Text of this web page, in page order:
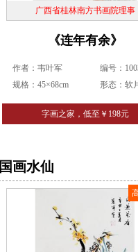
广西省桂林南方书画院理事
《连年有余》
作者：韦叶军
规格：45×68cm
编号：
形态：软
字画之家，低至￥198元
国画水仙